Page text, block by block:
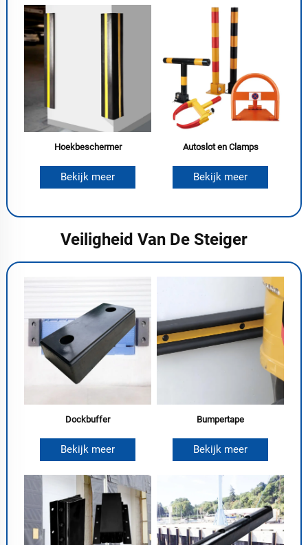
Hoekbeschermer
Bekijk meer
Autoslot en Clamps
Bekijk meer
Veiligheid Van De Steiger
Dockbuffer
Bekijk meer
Bumpertape
Bekijk meer